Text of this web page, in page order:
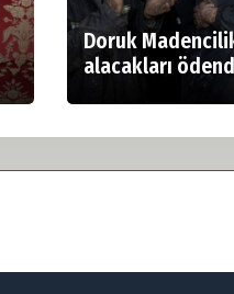
Doruk
alacakları